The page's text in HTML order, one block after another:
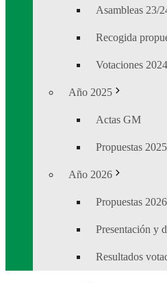
Asambleas 23/
Recogida
Votaciones 2024
Año 2025
Actas GM
Propuestas 2025
Año 2026
Propuestas 2026
Presentación y
Resultados